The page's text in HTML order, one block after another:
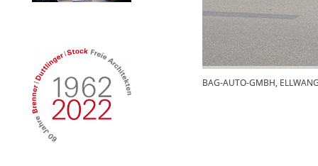
BAG-AUTO-GMBH,